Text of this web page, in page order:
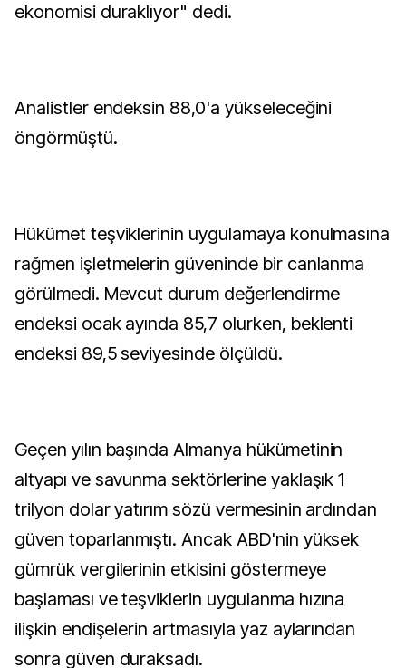
ekonomisi duraklıyor" dedi.
Analistler endeksin 88,0'a yükseleceğini
öngörmüştü.
Hükümet teşviklerinin uygulamaya konulmasına
rağmen işletmelerin güveninde bir canlanma
görülmedi. Mevcut durum değerlendirme
endeksi ocak ayında 85,7 olurken, beklenti
endeksi 89,5 seviyesinde ölçüldü.
Geçen yılın başında Almanya hükümetinin
altyapı ve savunma sektörlerine yaklaşık 1
trilyon dolar yatırım sözü vermesinin ardından
güven toparlanmıştı. Ancak ABD'nin yüksek
gümrük vergilerinin etkisini göstermeye
başlaması ve teşviklerin uygulanma hızına
ilişkin endişelerin artmasıyla yaz aylarından
sonra güven duraksadı.